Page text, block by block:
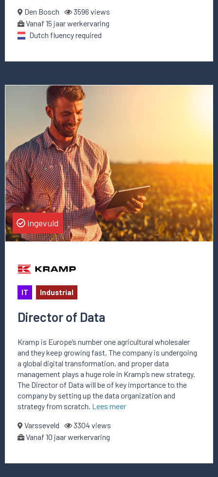
Den Bosch
3596 views
Vanaf 15 jaar werkervaring
Dutch fluency required
vacature
Director
of
Data
ingevuld
IT Industrial
Director of Data
Kramp is Europe’s number one agricultural wholesaler
and they keep growing fast. The company is undergoing
a global digital transformation, and proper data
management plays a huge role in Kramp’s new strategy.
The Director of Data will be of key importance to the
company by setting up the data organization and
strategy from scratch. Lees meer
Varsseveld
3304 views
Vanaf 10 jaar werkervaring